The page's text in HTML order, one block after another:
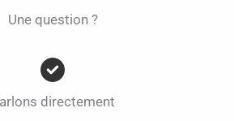
Une question ?
directement